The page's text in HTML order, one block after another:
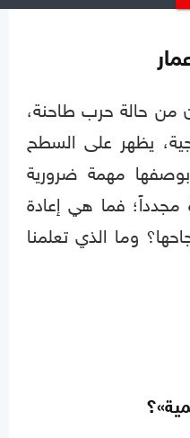
من حالة حرب طاحنة،
يظهر على السطح
بوصفها مهمة ضرورية
مجدداً؛ فما هي إعادة
وما الذي تعلمنا